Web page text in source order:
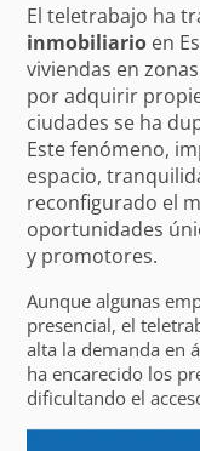
El teletrabajo ha
inmobiliario en
viviendas en
por adquirir
ciudades se ha
Este fenómeno,
espacio,
reconfigurado el
oportunidades
y promotores.
Aunque algunas
presencial, el
alta la demanda en
ha encarecido los
dificultando el